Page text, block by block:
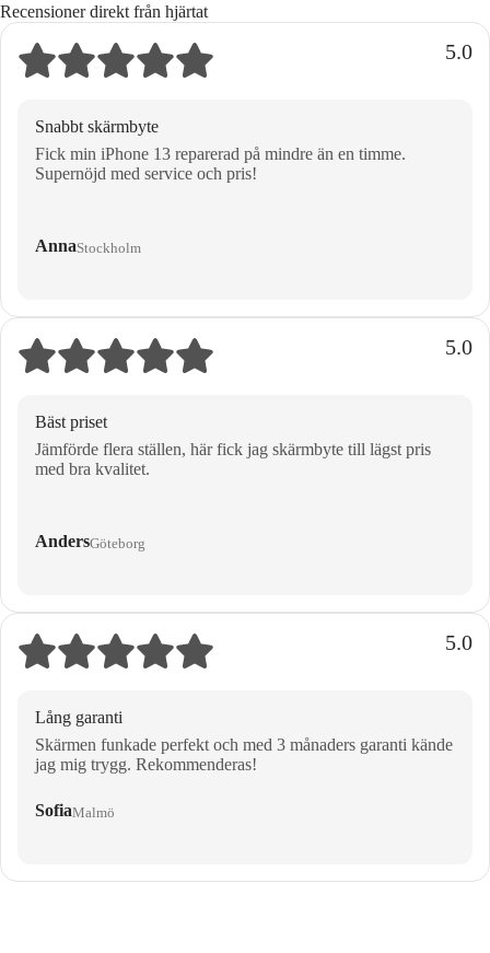
Recensioner direkt från hjärtat
5.0
Snabbt skärmbyte
Fick min iPhone 13 reparerad på mindre än en timme.
Supernöjd med service och pris!
AnnaStockholm
5.0
Bäst priset
Jämförde flera ställen, här fick jag skärmbyte till lägst pris
med bra kvalitet.
AndersGöteborg
5.0
Lång garanti
Skärmen funkade perfekt och med 3 månaders garanti kände
jag mig trygg. Rekommenderas!
SofiaMalmö